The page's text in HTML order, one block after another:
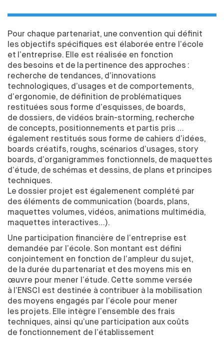
FORMATION TOUT AU LONG DE LA VIE
RECHERCHE
LE CENTRE DE RECHERCHE EN DESIGN
DOCTORAT EN DESIGN
LE MASTER 2 RECHERCHE EN DESIGN
CHAIRE S'ENTENDRE
CHAIRE INNOVATION PUBLIQUE
PARTENAIRES
L’ENTREPRISE AU CŒUR DE L’ÉCOLE
LES MODALITÉS DE PARTENARIATS
VOUS CHERCHEZ UN STAGIAIRE
MÉCÉNAT
TAXE D'APPRENTISSAGE
INTERNATIONAL
OUVERTURE SUR LE MONDE
ÉCHANGES ACADÉMIQUES INTERNATIONAUX ENTRANTS
MEDES UNE SPÉCIFICITÉ
STAGES & ÉCHANGES ACADÉMIQUES INTERNATIONAUX
SORTANTS
ÉTABLI LE PODCAST DE L'ENSCI-LES
ATELIERS
Pour chaque partenariat, une convention qui définit
les objectifs spécifiques est élaborée entre l’école
et l’entreprise. Elle est réalisée en fonction
des besoins et de la pertinence des approches :
recherche de tendances, d’innovations
technologiques, d’usages et de comportements,
d’ergonomie, de définition de problématiques
restituées sous forme d’esquisses, de boards,
de dossiers, de vidéos brain-storming, recherche
de concepts, positionnements et partis pris …
également restitués sous forme de cahiers d’idées,
boards créatifs, roughs, scénarios d’usages, story
boards, d’organigrammes fonctionnels, de maquettes
d’étude, de schémas et dessins, de plans et principes
techniques.
Le dossier projet est égalemenent complété par
des éléments de communication (boards, plans,
maquettes volumes, vidéos, animations multimédia,
maquettes interactives…).
Une participation financière de l’entreprise est
demandée par l’école. Son montant est défini
conjointement en fonction de l’ampleur du sujet,
de la durée du partenariat et des moyens mis en
œuvre pour mener l’étude. Cette somme versée
à l’ENSCI est destinée à contribuer à la mobilisation
des moyens engagés par l’école pour mener
les projets. Elle intègre l’ensemble des frais
techniques, ainsi qu’une participation aux coûts
de fonctionnement de l’établissement